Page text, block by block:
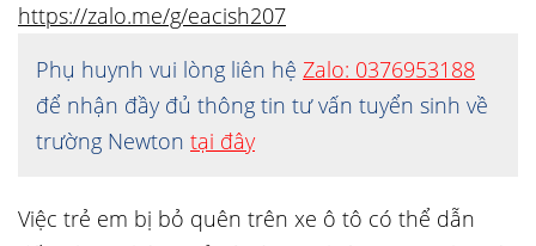
https://zalo.me/g/eacish207
Phụ huynh vui lòng liên hệ Zalo: 0376953188
để nhận đầy đủ thông tin tư vấn tuyển sinh về
trường Newton tại đây
Việc trẻ em bị bỏ quên trên xe ô tô có thể dẫn